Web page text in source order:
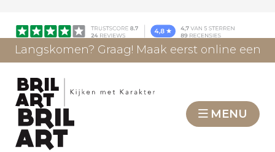
Langskomen? Graag! Maak eerst online een
MENU